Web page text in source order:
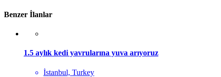
Benzer İlanlar
1.5 aylık kedi yavrularına yuva arıyoruz
İstanbul, Turkey